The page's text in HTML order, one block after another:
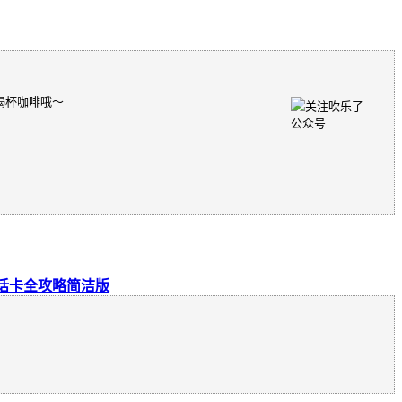
杯咖啡哦～
卡全攻略简洁版